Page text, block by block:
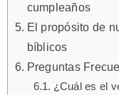
cumpleaños
El propósito de
bíblicos
Preguntas
¿Cuál es el